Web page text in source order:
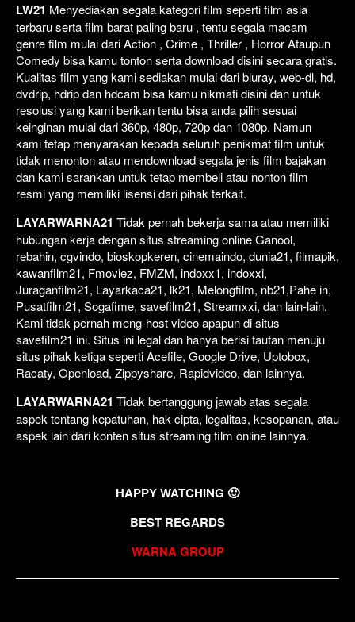
LW21 Menyediakan segala kategori film seperti film asia
terbaru serta film barat paling baru , tentu segala macam
genre film mulai dari Action , Crime , Thriller , Horror Ataupun
Comedy bisa kamu tonton serta download disini secara gratis.
Kualitas film yang kami sediakan mulai dari bluray, web-dl, hd,
dvdrip, hdrip dan hdcam bisa kamu nikmati disini dan untuk
resolusi yang kami berikan tentu bisa anda pilih sesuai
keinginan mulai dari 360p, 480p, 720p dan 1080p. Namun
kami tetap menyarakan kepada seluruh penikmat film untuk
tidak menonton atau mendownload segala jenis film bajakan
dan kami sarankan untuk tetap membeli atau nonton film
resmi yang memiliki lisensi dari pihak terkait.
LAYARWARNA21 Tidak pernah bekerja sama atau memiliki
hubungan kerja dengan situs streaming online Ganool,
rebahin, cgvindo, bioskopkeren, cinemaindo, dunia21, filmapik,
kawanfilm21, Fmoviez, FMZM, indoxx1, indoxxi,
Juraganfilm21, Layarkaca21, lk21, Melongfilm, nb21,Pahe in,
Pusatfilm21, Sogafime, savefilm21, Streamxxi, dan lain-lain.
Kami tidak pernah meng-host video apapun di situs
savefilm21 ini. Situs ini legal dan hanya berisi tautan menuju
situs pihak ketiga seperti Acefile, Google Drive, Uptobox,
Racaty, Openload, Zippyshare, Rapidvideo, dan lainnya.
LAYARWARNA21 Tidak bertanggung jawab atas segala
aspek tentang kepatuhan, hak cipta, legalitas, kesopanan, atau
aspek lain dari konten situs streaming film online lainnya.
HAPPY WATCHING 🙂
BEST REGARDS
WARNA GROUP